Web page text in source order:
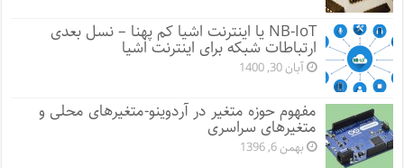
NB-IoT یا اینترنت اشیا کم پهنا – نسل بعدی
ارتباطات شبکه برای اینترنت اشیا
آبان 30, 1400
مفهوم حوزه متغیر در آردوینو-متغیرهای محلی و
متغیرهای سراسری
بهمن 6, 1396